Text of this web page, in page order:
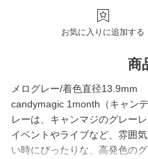
お気に入りに追加する
商
メログレー/着色直径13.9mm
candymagic 1month（キャン
レーは、キャンマジのグレー
イベントやライブなど、雰囲
い時にぴったりな、高発色のグ